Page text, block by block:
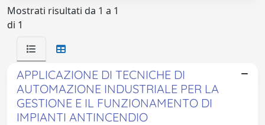
Mostrati risultati da 1 a 1
di 1
APPLICAZIONE DI TECNICHE DI
AUTOMAZIONE INDUSTRIALE PER LA
GESTIONE E IL FUNZIONAMENTO DI
IMPIANTI ANTINCENDIO